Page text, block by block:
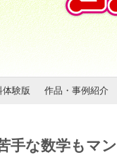
体験版 作品・事例紹介
手な数学もマ